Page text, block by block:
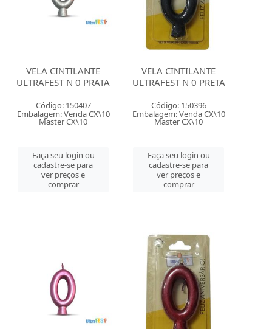
VELA CINTILANTE
ULTRAFEST N 0 PRATA
Código: 150407
Embalagem: Venda CX\10
Master CX\10
Faça seu login ou
cadastre-se para
ver preços e
comprar
VELA CINTILANTE
ULTRAFEST N 0 PRETA
Código: 150396
Embalagem: Venda CX\10
Master CX\10
Faça seu login ou
cadastre-se para
ver preços e
comprar